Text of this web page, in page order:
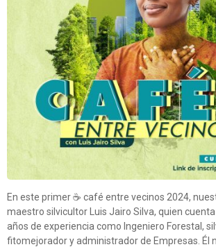
En este primer ☕ café entre vecinos 2024,
maestro silvicultor Luis Jairo Silva, quien
años de experiencia como Ingeniero Forestal,
fitomejorador y administrador de Empresas. Él